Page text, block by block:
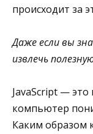
происходит за
Даже если вы
извлечь
JavaScript —
компьютер
Каким образом